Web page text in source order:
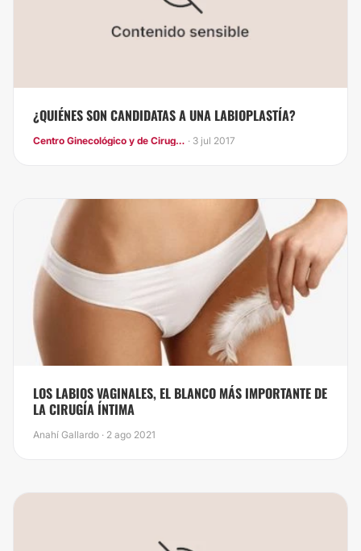
¿QUIÉNES SON CANDIDATAS A UNA LABIOPLASTÍA?
Centro Ginecológico y de Cirugía laparoscópica · 3 jul 2017
​LOS LABIOS VAGINALES, EL BLANCO MÁS IMPORTANTE DE
LA CIRUGÍA ÍNTIMA
Anahí Gallardo · 2 ago 2021